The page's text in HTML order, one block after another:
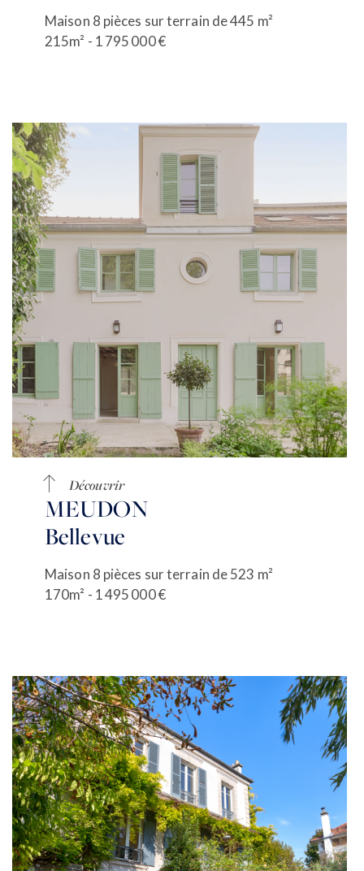
Maison 8 pièces sur terrain de 445 m²
215m² - 1 795 000 €
Découvrir
MEUDON
Bellevue
Maison 8 pièces sur terrain de 523 m²
170m² - 1 495 000 €